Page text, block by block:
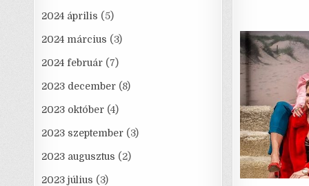
2024 április (5)
2024 március (3)
2024 február (7)
2023 december (8)
2023 október (4)
2023 szeptember (3)
2023 augusztus (2)
2023 július (3)